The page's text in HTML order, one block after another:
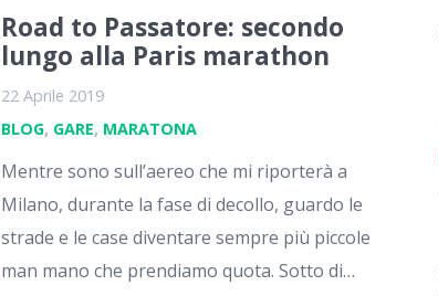
Road to Passatore: secondo
lungo alla Paris marathon
22 Aprile 2019
BLOG, GARE, MARATONA
Mentre sono sull’aereo che mi riporterà a
Milano, durante la fase di decollo, guardo le
strade e le case diventare sempre più piccole
man mano che prendiamo quota. Sotto di…